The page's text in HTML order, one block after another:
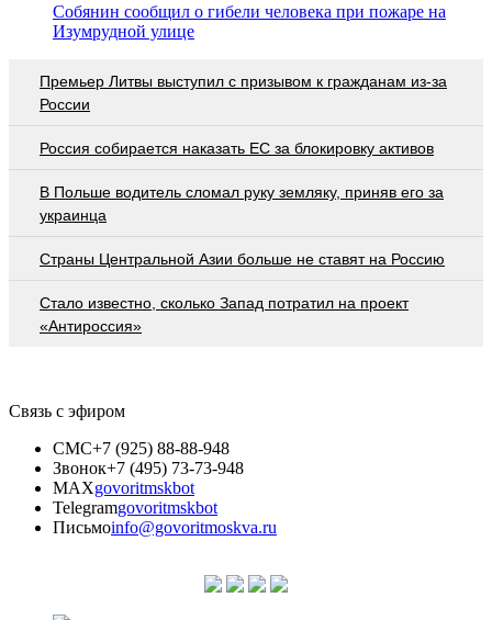
Собянин сообщил о гибели человека при пожаре на
Изумрудной улице
Премьер Литвы выступил с призывом к гражданам из-за
России
Россия собирается наказать EC за блокировку активов
В Польше водитель сломал руку земляку, приняв его за
украинца
Страны Центральной Азии больше не ставят на Россию
Стало известно, сколько Запад потратил на проект
«Антироссия»
Связь с эфиром
СМС+7 (925) 88-88-948
Звонок+7 (495) 73-73-948
MAXgovoritmskbot
Telegramgovoritmskbot
Письмоinfo@govoritmoskva.ru